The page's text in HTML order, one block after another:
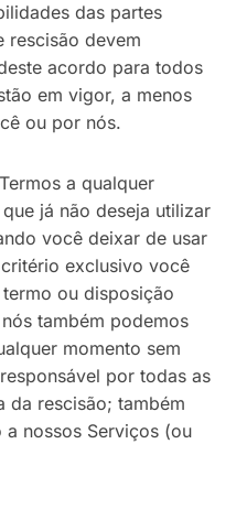
das partes
rescisão devem
acordo para todos
em vigor, a menos
ou por nós.
a qualquer
já não deseja utilizar
você deixar de usar
exclusivo você
ou disposição
também podemos
momento sem
por todas as
da rescisão; também
a nossos Serviços (ou